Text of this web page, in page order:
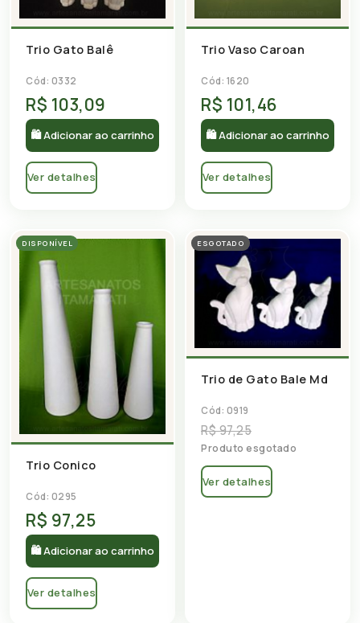
Trio Gato Balê
Cód: 0332
R$ 103,09
🛍 Adicionar ao carrinho
Ver detalhes
Trio Vaso Caroan
Cód: 1620
R$ 101,46
🛍 Adicionar ao carrinho
Ver detalhes
DISPONÍVEL
Trio Conico
Cód: 0295
R$ 97,25
🛍 Adicionar ao carrinho
Ver detalhes
ESGOTADO
Trio de Gato Bale Md
Cód: 0919
R$ 97,25
Produto esgotado
Ver detalhes